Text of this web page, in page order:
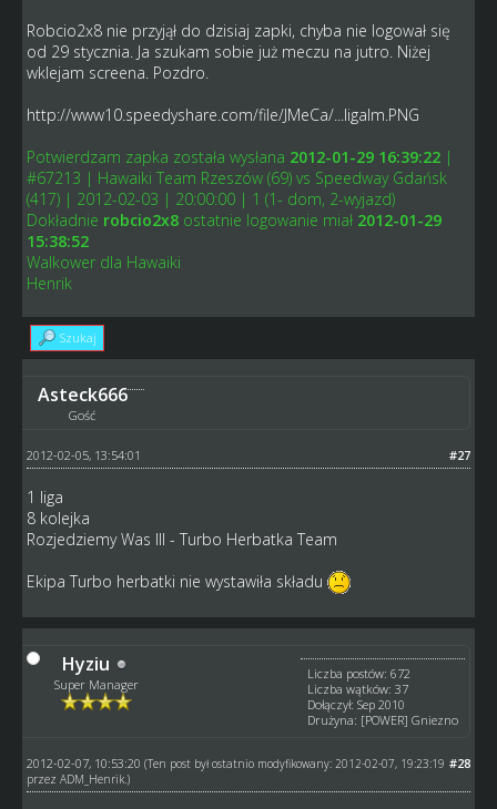
Robcio2x8 nie przyjął do dzisiaj zapki, chyba nie logował się
od 29 stycznia. Ja szukam sobie już meczu na jutro. Niżej
wklejam screena. Pozdro.
http://www10.speedyshare.com/file/JMeCa/...ligalm.PNG
Potwierdzam zapka została wysłana 2012-01-29 16:39:22 |
#67213 | Hawaiki Team Rzeszów (69) vs Speedway Gdańsk
(417) | 2012-02-03 | 20:00:00 | 1 (1- dom, 2-wyjazd)
Dokładnie robcio2x8ostatnie logowanie miał 2012-01-29
15:38:52
Walkower dla Hawaiki
Henrik
Szukaj
Asteck666
Gość
#27
2012-02-05, 13:54:01
1 liga
8 kolejka
Rozjedziemy Was III - Turbo Herbatka Team
Ekipa Turbo herbatki nie wystawiła składu
Hyziu
Super Manager
Liczba postów: 672
Liczba wątków: 37
Dołączył: Sep 2010
Drużyna: [POWER] Gniezno
#28
2012-02-07, 10:53:20 (Ten post był ostatnio modyfikowany: 2012-02-07, 19:23:19
przez ADM_Henrik.)